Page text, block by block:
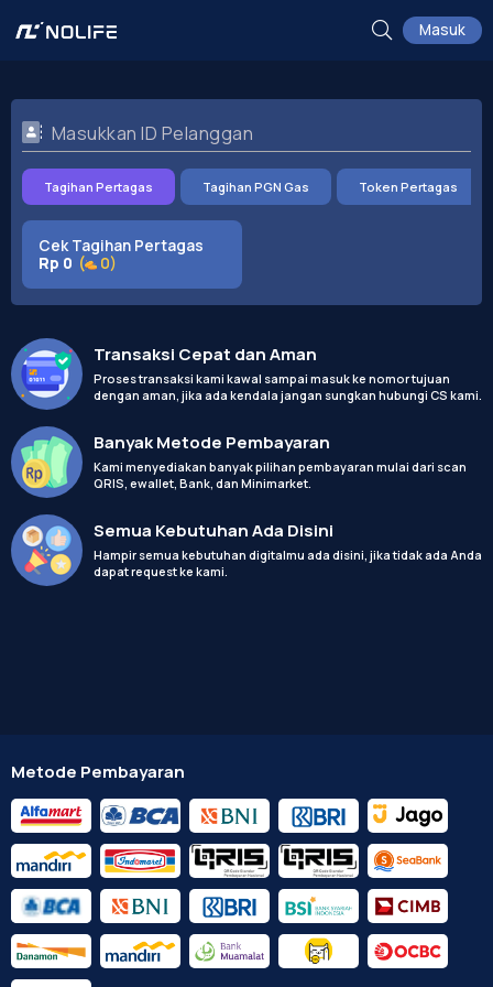
Masuk
Tagihan Pertagas Tagihan PGN Gas Token Pertagas
Cek Tagihan Pertagas
Rp 0 ( 0)
Transaksi Cepat dan Aman
Proses transaksi kami kawal sampai masuk ke nomor tujuan
dengan aman, jika ada kendala jangan sungkan hubungi CS kami.
Banyak Metode Pembayaran
Kami menyediakan banyak pilihan pembayaran mulai dari scan
QRIS, ewallet, Bank, dan Minimarket.
Semua Kebutuhan Ada Disini
Hampir semua kebutuhan digitalmu ada disini, jika tidak ada Anda
dapat request ke kami.
Metode Pembayaran